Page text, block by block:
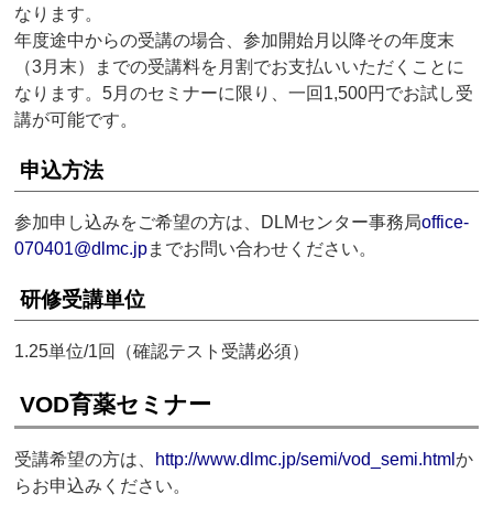
なります。
年度途中からの受講の場合、参加開始月以降その年度末
（3月末）までの受講料を月割でお支払いいただくことに
なります。5月のセミナーに限り、一回1,500円でお試し受
講が可能です。
申込方法
参加申し込みをご希望の方は、DLMセンター事務局office-
070401@dlmc.jpまでお問い合わせください。
研修受講単位
1.25単位/1回（確認テスト受講必須）
VOD育薬セミナー
受講希望の方は、 http://www.dlmc.jp/semi/vod_semi.htmlか
らお申込みください。